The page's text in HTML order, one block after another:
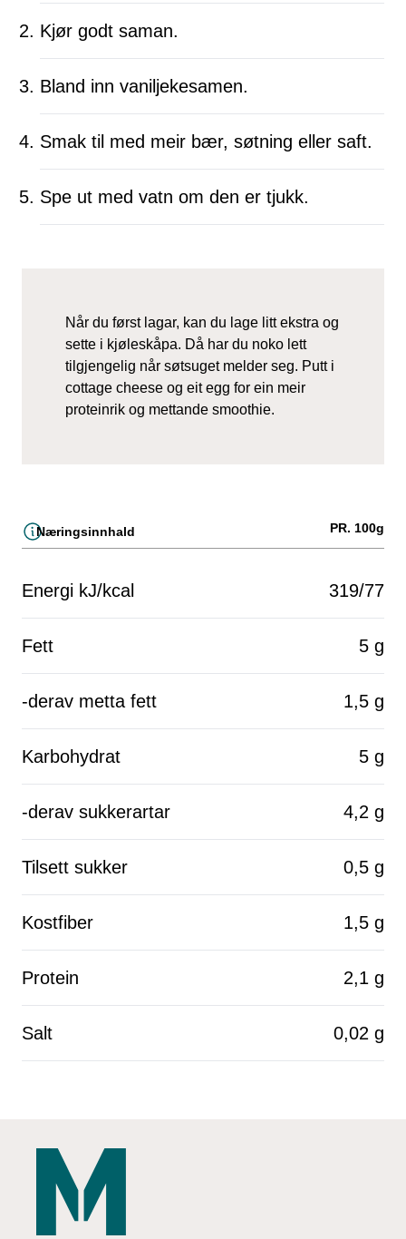
Kjør godt saman.
Bland inn vaniljekesamen.
Smak til med meir bær, søtning eller saft.
Spe ut med vatn om den er tjukk.
Når du først lagar, kan du lage litt ekstra og
sette i kjøleskåpa. Då har du noko lett
tilgjengelig når søtsuget melder seg. Putt i
cottage cheese og eit egg for ein meir
proteinrik og mettande smoothie.
Næringsinnhald PR. 100g
Energi kJ/kcal 319/77
Fett 5 g
-derav metta fett 1,5 g
Karbohydrat 5 g
-derav sukkerartar 4,2 g
Tilsett sukker 0,5 g
Kostfiber 1,5 g
Protein 2,1 g
Salt 0,02 g